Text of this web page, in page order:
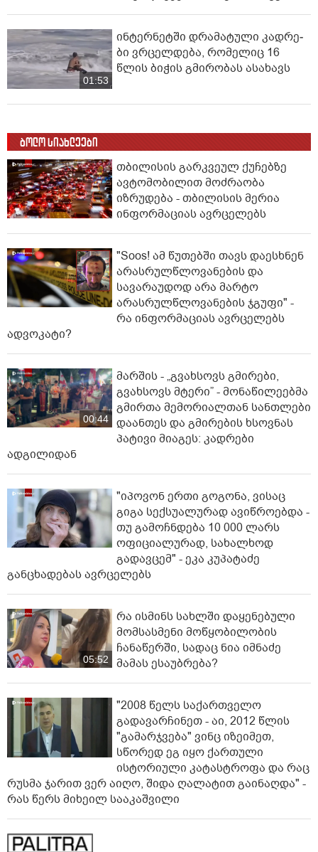
01:53
ინ­ტერ­ნეტ­ში დრა­მა­ტუ­ლი კად­რე­
ბი ვრცელდება, რომელიც 16
წლის ბიჭის გმირობას ასახავს
ბოლო სიახლეები
თბილისის გარკვეულ ქუჩებზე
ავტომობილით მოძრაობა
იზრუდება - თბილისის მერია
ინფორმაციას ავრცელებს
"Soos! ამ წუთებში თავს დაესხნენ
არასრულწლოვანების და
სავარაუდოდ არა მარტო
არასრულწლოვანების ჯგუფი" -
რა ინფორმაციას ავრცელებს
ადვოკატი?
00:44
მარშის - „გვახსოვს გმირები,
გვახსოვს მტერი” - მონაწილეებმა
გმირთა მემორიალთან სანთლები
დაანთეს და გმირების ხსოვნას
პატივი მიაგეს: კადრები
ადგილიდან
"იპოვონ ერთი გოგონა, ვისაც
გიგა სექსუალურად ავიწროებდა -
თუ გამოჩნდება 10 000 ლარს
ოფიციალურად, სახალხოდ
გადავცემ" - ეკა კუპატაძე
განცხადებას ავრცელებს
05:52
რა ისმინს სახლში დაყენებული
მომსასმენი მოწყობილობის
ჩანაწერში, სადაც ნია იმნაძე
მამას ესაუბრება?
"2008 წელს საქართველო
გადავარჩინეთ - აი, 2012 წლის
"გამარჯვება" ვინც იზეიმეთ,
სწორედ ეგ იყო ქართული
ისტორიული კატასტროფა და რაც
რუსმა ჯარით ვერ აიღო, შიდა ღალატით გაინაღდა" -
რას წერს მიხეილ სააკაშვილი